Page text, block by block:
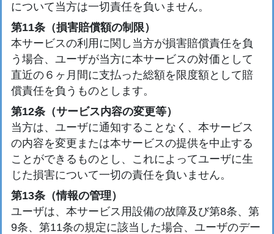
について当方は一切責任を負いません。
第11条（損害賠償額の制限）
本サービスの利用に関し当方が損害賠償責任を負
う場合、ユーザが当方に本サービスの対価として
直近の６ヶ月間に支払った総額を限度額として賠
償責任を負うものとします。
第12条（サービス内容の変更等）
当方は、ユーザに通知することなく、本サービス
の内容を変更または本サービスの提供を中止する
ことができるものとし、これによってユーザに生
じた損害について一切の責任を負いません。
第13条（情報の管理）
ユーザは、本サービス用設備の故障及び第8条、第
9条、第11条の規定に該当した場合、ユーザのデー